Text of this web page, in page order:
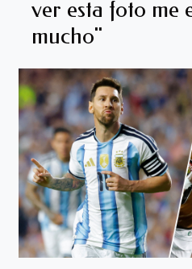
ver esta foto me
mucho"